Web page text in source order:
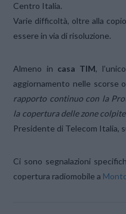
Centro Italia.
Varie difficoltà, oltre alla
essere in via di risoluzione.
Almeno in casa TIM,
aggiornamento nelle scorse
rapporto continuo con la
la copertura delle zone colpite
Presidente di Telecom Italia,
Ci sono segnalazioni
copertura radiomobile a